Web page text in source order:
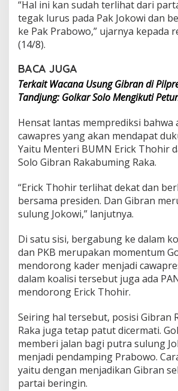
a
t
y
n
g
k
t
G
i
b
r
n
a
d
K
a
d
e
r
G
l
k
a
r
“Hal ini kan sudah terlihat dari
tegak lurus pada Pak Jokowi dan
ke Pak Prabowo,” ujarnya kepada
(14/8).
BACA JUGA
Terkait Wacana Usung Gibran di
Tandjung: Golkar Solo Mengikuti
Hensat lantas memprediksi bahwa
cawapres yang akan mendapat
Yaitu Menteri BUMN Erick Thohir
Solo Gibran Rakabuming Raka.
“Erick Thohir terlihat dekat dan
bersama presiden. Dan Gibran
sulung Jokowi,” lanjutnya.
Di satu sisi, bergabung ke dalam
dan PKB merupakan momentum
mendorong kader menjadi
dalam koalisi tersebut juga ada
mendorong Erick Thohir.
Seiring hal tersebut, posisi Gibran
Raka juga tetap patut dicermati.
memberi jalan bagi putra sulung
menjadi pendamping Prabowo.
yaitu dengan menjadikan Gibran
partai beringin.